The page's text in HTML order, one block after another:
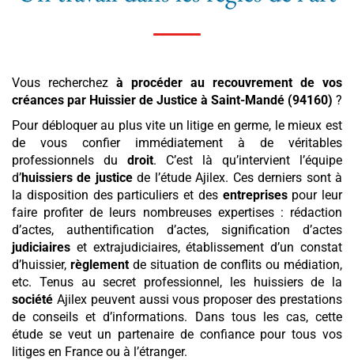
Vous recherchez à procéder au recouvrement de vos
créances par Huissier de Justice à Saint-Mandé (94160) ?
Pour débloquer au plus vite un litige en germe, le mieux est
de vous confier immédiatement à de véritables
professionnels du droit. C’est là qu’intervient l’équipe
d’huissiers de justicede l’étude Ajilex. Ces derniers sont à
la disposition des particuliers et des entreprisespour leur
faire profiter de leurs nombreuses expertises : rédaction
d’actes, authentification d’actes, signification d’actes
judiciaires et extrajudiciaires, établissement d’un constat
d’huissier, règlement de situation de conflits ou médiation,
etc. Tenus au secret professionnel, les huissiers de la
société Ajilex peuvent aussi vous proposer des prestations
de conseils et d’informations. Dans tous les cas, cette
étude se veut un partenaire de confiance pour tous vos
litiges en France ou à l’étranger.